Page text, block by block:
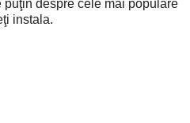
puţin despre cele mai populare
instala.